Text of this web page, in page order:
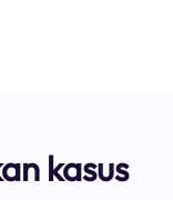
kasus